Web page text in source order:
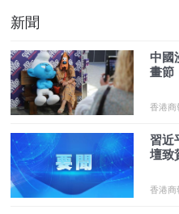
新聞
中國
畫節
香港商
習近
壇致
香港商